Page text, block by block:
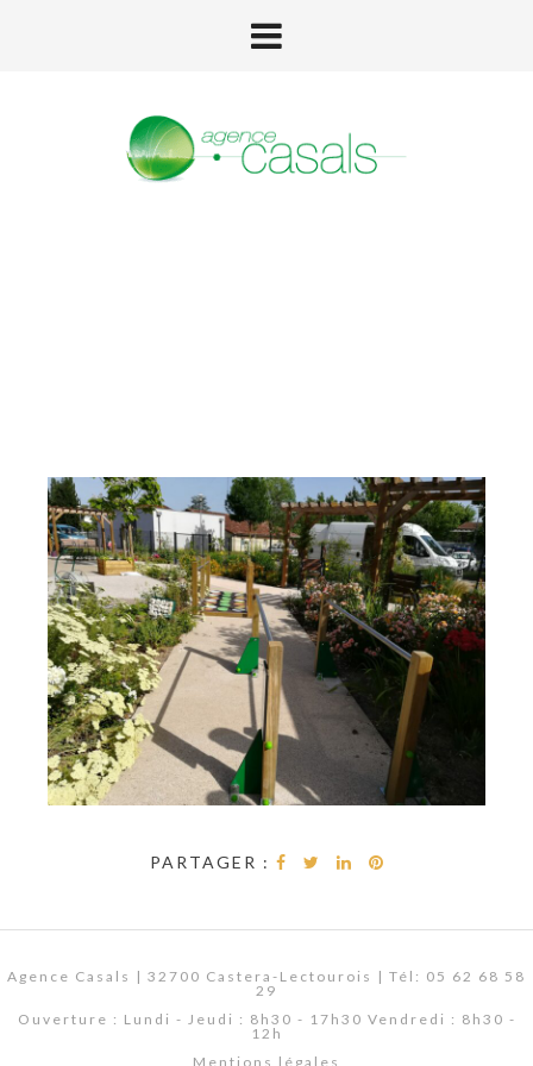
PARTAGER :
Agence Casals | 32700 Castera-Lectourois | Tél: 05 62 68 58
29
Ouverture : Lundi - Jeudi : 8h30 - 17h30 Vendredi : 8h30 -
12h
Mentions légales